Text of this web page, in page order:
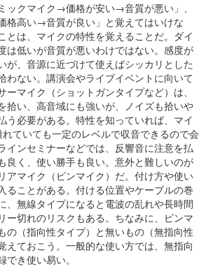
ックマイク→価格が安い→音質が悪い」、
格高い→音質が良い」と覚えてはいけな
とは、マイクの特性を覚えることだ。ダイ
は低いが音質が悪いわけではない。感度が
が、音源に近づけて使えばシッカリとした
わない。講演会やライブイベントに向いて
ーマイク（ショットガンタイプなど）は、
拾い、高音域にも強いが、ノイズも拾いや
う必要がある。特性を知っていれば、マイ
ていても一定のレベルで収音できるので会
インセミナーなどでは、反響音に注意を払
良く、使い勝手も良い。意外と難しいのが
アマイク（ピンマイク）だ。付け方や使い
ることがある。付ける位置やケーブルの巻
、無線タイプになると電波の乱れや長時間
ー切れのリスクもある。ちなみに、ピンマ
の（指向性タイプ）と無いもの（無指向性
えておこう。一般的な使い方では、無指向
き使い易い。